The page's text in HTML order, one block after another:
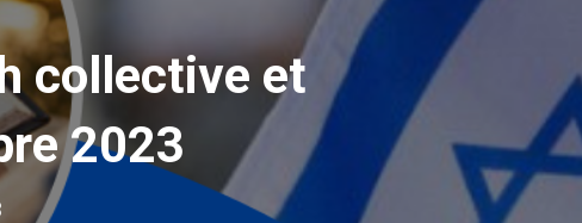
collective et
2023